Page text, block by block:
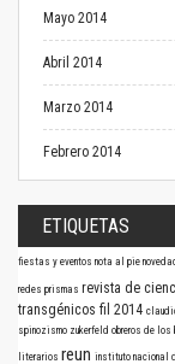
Mayo 2014
Abril 2014
Marzo 2014
Febrero 2014
ETIQUETAS
fiestas y eventos nota al pie
redes prismas revista de
transgénicos fil 2014
spinozismo zukerfeld obreros de los
literarios reun instituto nacional